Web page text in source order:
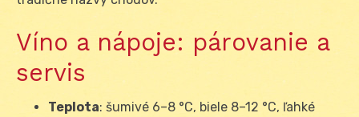
Víno a nápoje: párovanie a
servis
Teplota: šumivé 6–8 °C, biele 8–12 °C, ľahké